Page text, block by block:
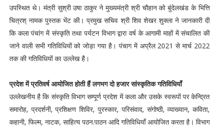
उपस्थित थे। मंत्री सुश्री उषा ठाकुर ने मुख्यमंत्री श्री चौहान को बुंदेलखंड के भित्ति
चित्रश् नामक पुस्तक भेंट की। प्रमुख सचिव श्री शिव शेखर शुक्ला ने जानकारी दी
कि कला पंचांग में संस्कृति तथा पर्यटन विभाग द्वारा वर्ष के आगामी माहों में संचालित की
जाने वाली सभी गतिविधियों को जोड़ा गया है। पंचाग में अप्रैल 2021 से मार्च 2022
तक की गतिविधियों का उल्लेख है।
प्रदेश में प्रतिवर्ष आयोजित होती हैं लगभग दो हजार सांस्कृतिक गतिविधियाँ
उल्लेखनीय है कि संस्कृति विभाग सम्पूर्ण प्रदेश में कला और उसके स्वरूपों पर केन्द्रित
समारोह, प्रदर्शनी, प्रशिक्षण शिविर, पुरस्कार, परिसंवाद, संगोष्ठी, व्याख्यान, कविता,
कहानी, फिल्म, नाटक, साहित्य पठन.पाठन आदि गतिविधियाँ आयोजित करता है। विभाग